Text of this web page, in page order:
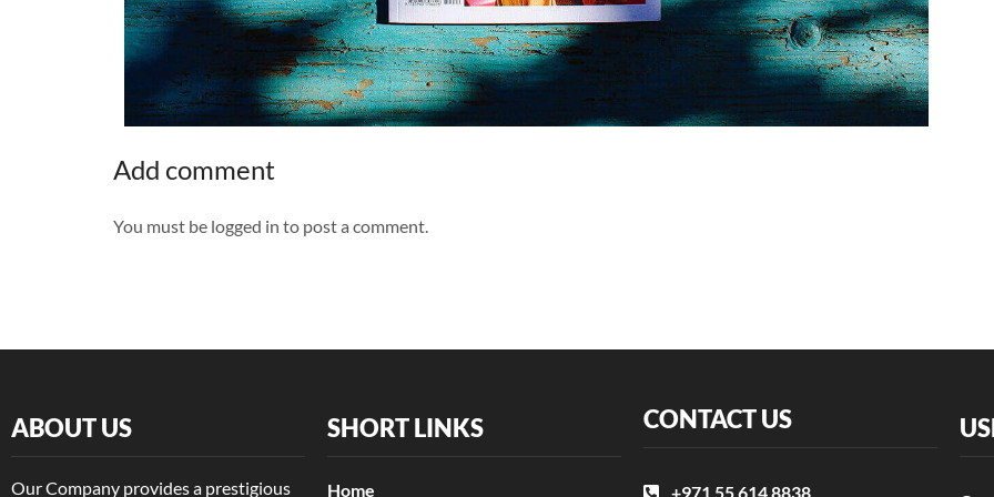
Add comment
You must be logged in to post a comment.
ABOUT US
Our Company provides a prestigious
SHORT LINKS
Home
CONTACT US
+971 55 614 8838